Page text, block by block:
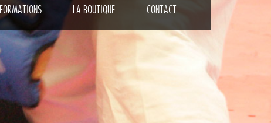
FORMATIONS LA BOUTIQUE CONTACT